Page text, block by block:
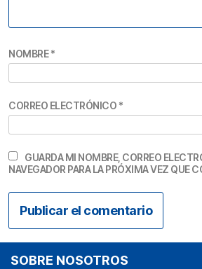
NOMBRE*
CORREO ELECTRÓNICO *
GUARDA MI NOMBRE, CORREO
NAVEGADOR PARA LA PRÓXIMA VEZ QUE
SOBRE NOSOTROS